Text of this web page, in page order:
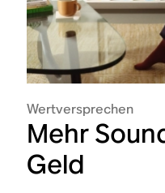
Wertversprechen
Mehr
Geld